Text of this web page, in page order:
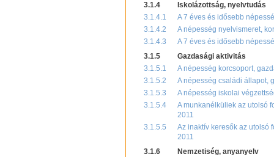
3.1.4
Iskolázottság, nyelvtudás
3.1.4.1
A 7 éves és idősebb
3.1.4.2
A népesség nyelvismeret,
3.1.4.3
A 7 éves és idősebb
3.1.5
Gazdasági aktivitás
3.1.5.1
A népesség korcsoport,
3.1.5.2
A népesség családi állapot,
3.1.5.3
A népesség iskolai
3.1.5.4
A munkanélküliek az utolsó
2011
3.1.5.5
Az inaktív keresők az utolsó
2011
3.1.6
Nemzetiség, anyanyelv